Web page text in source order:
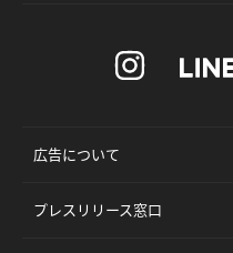
広告について
プレスリリース窓口